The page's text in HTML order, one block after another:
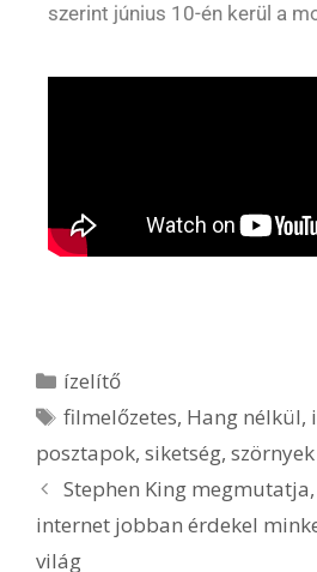
szerint június 10-én kerül a
ízelítő
filmelőzetes, Hang nélkül,
posztapok, siketség, szörnyek
Stephen King
internet jobban érdekel
világ